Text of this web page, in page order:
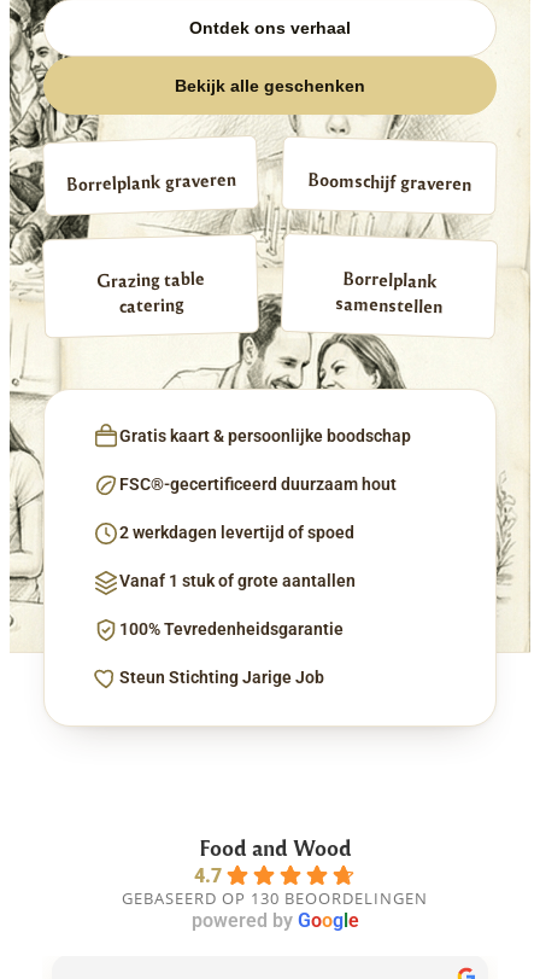
Ontdek ons verhaal
Bekijk alle geschenken
Borrelplank graveren Boomschijf graveren
Grazing table
catering
Borrelplank
samenstellen
Gratis kaart & persoonlijke boodschap
FSC®-gecertificeerd duurzaam hout
2 werkdagen levertijd of spoed
Vanaf 1 stuk of grote aantallen
100% Tevredenheidsgarantie
Steun Stichting Jarige Job
Food and Wood
4.7
GEBASEERD OP 130 BEOORDELINGEN
powered by Googl e